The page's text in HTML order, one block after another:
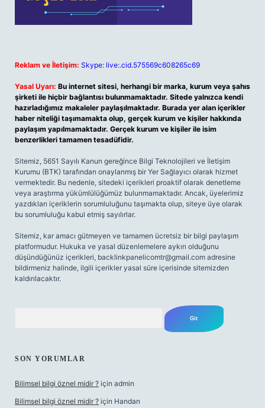
Reklam ve İletişim: Skype: live:.cid.575569c608265c69
Yasal Uyarı: Bu internet sitesi, herhangi bir marka, kurum veya şahıs
şirketi ile hiçbir bağlantısı bulunmamaktadır. Sitede yalnızca kendi
hazırladığımız makaleler paylaşılmaktadır. Burada yer alan içerikler
haber niteliği taşımamakta olup, gerçek kurum ve kişiler hakkında
paylaşım yapılmamaktadır. Gerçek kurum ve kişiler ile isim
benzerlikleri tamamen tesadüfidir.
Sitemiz, 5651 Sayılı Kanun gereğince Bilgi Teknolojileri ve İletişim
Kurumu (BTK) tarafından onaylanmış bir Yer Sağlayıcı olarak hizmet
vermektedir. Bu nedenle, sitedeki içerikleri proaktif olarak denetleme
veya araştırma yükümlülüğümüz bulunmamaktadır. Ancak, üyelerimiz
yazdıkları içeriklerin sorumluluğunu taşımakta olup, siteye üye olarak
bu sorumluluğu kabul etmiş sayılırlar.
Sitemiz, kar amacı gütmeyen ve tamamen ücretsiz bir bilgi paylaşım
platformudur. Hukuka ve yasal düzenlemelere aykırı olduğunu
düşündüğünüz içerikleri, backlinkpanelicomtr@gmail.com adresine
bildirmeniz halinde, ilgili içerikler yasal süre içerisinde sitemizden
kaldırılacaktır.
SON YORUMLAR
Bilimsel bilgi öznel midir ? için admin
Bilimsel bilgi öznel midir ? için Handan